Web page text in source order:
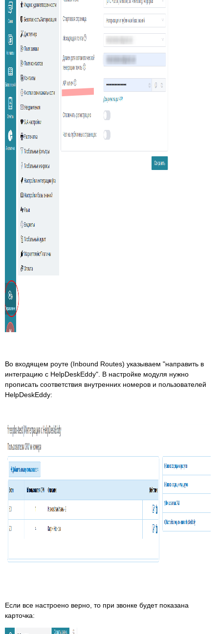
Во входящем роуте (Inbound Routes) указываем "направить в
интеграцию с HelpDeskEddy". В настройке модуля нужно
прописать соответствия внутренних номеров и пользователей
HelpDeskEddy:
Если все настроено верно, то при звонке будет показана
карточка: